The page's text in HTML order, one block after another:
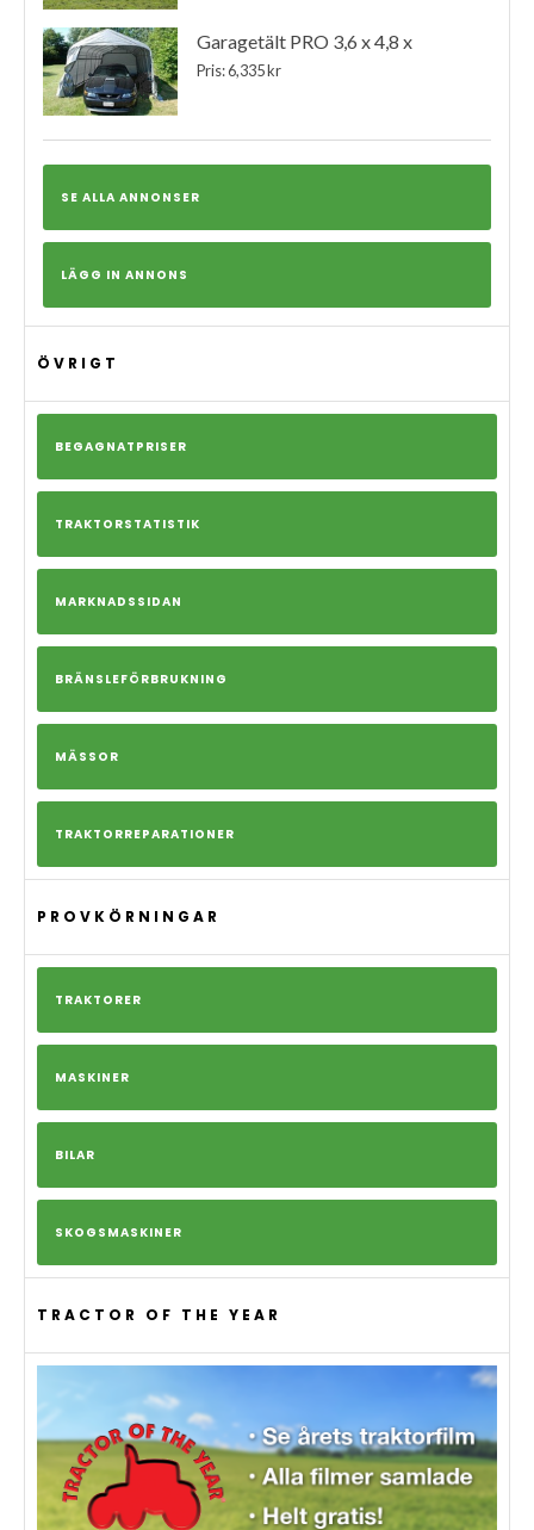
Garagetält PRO 3,6 x 4,8 x
Pris: 6,335 kr
SE ALLA ANNONSER
LÄGG IN ANNONS
ÖVRIGT
BEGAGNATPRISER
TRAKTORSTATISTIK
MARKNADSSIDAN
BRÄNSLEFÖRBRUKNING
MÄSSOR
TRAKTORREPARATIONER
PROVKÖRNINGAR
TRAKTORER
MASKINER
BILAR
SKOGSMASKINER
TRACTOR OF THE YEAR